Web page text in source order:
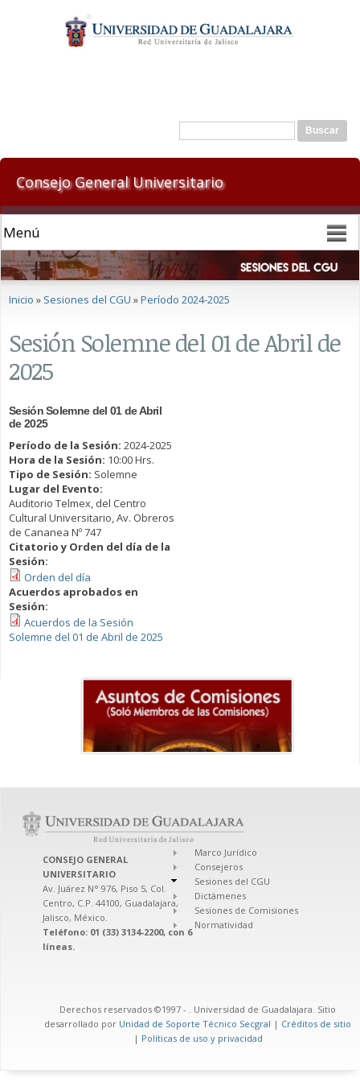
contenido
principal
Formulario de búsqueda
Buscar
Consejo General Universitario
Se encuentra usted aquí
Inicio » Sesiones del CGU »Período 2024-2025
Sesión Solemne del 01 de Abril de
2025
Sesión Solemne del 01 de Abril
de 2025
Período de la Sesión: 2024-2025
Hora de la Sesión: 10:00 Hrs.
Tipo de Sesión: Solemne
Lugar del Evento:
Auditorio Telmex, del Centro
Cultural Universitario, Av. Obreros
de Cananea Nº 747
Citatorio y Orden del día de la
Sesión:
Orden del día
Acuerdos aprobados en
Sesión:
Acuerdos de la Sesión
Solemne del 01 de Abril de 2025
CONSEJO GENERAL
UNIVERSITARIO
Av. Juárez N° 976, Piso 5, Col.
Centro, C.P. 44100, Guadalajara,
Jalisco, México.
Teléfono: 01 (33) 3134-2200, con 6
líneas.
Marco Jurídico
Consejeros
Sesiones del CGU
Dictámenes
Sesiones de Comisiones
Normatividad
Derechos reservados ©1997 - . Universidad de Guadalajara. Sitio
desarrollado por Unidad de Soporte Técnico Secgral | Créditos de sitio
| Políticas de uso y privacidad